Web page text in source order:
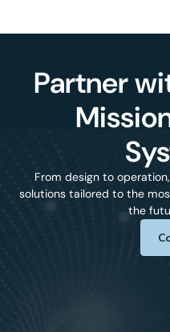
Partner
From design to
solutions tailored to the
the